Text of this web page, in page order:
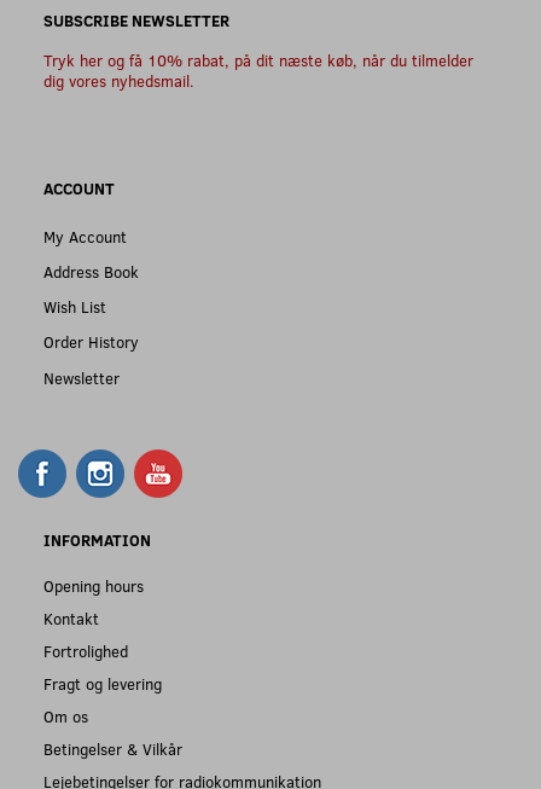
SUBSCRIBE NEWSLETTER
Tryk her og få 10% rabat, på dit næste køb, når du tilmelder
dig vores nyhedsmail.
ACCOUNT
My Account
Address Book
Wish List
Order History
Newsletter
INFORMATION
Opening hours
Kontakt
Fortrolighed
Fragt og levering
Om os
Betingelser & Vilkår
Lejebetingelser for radiokommunikation